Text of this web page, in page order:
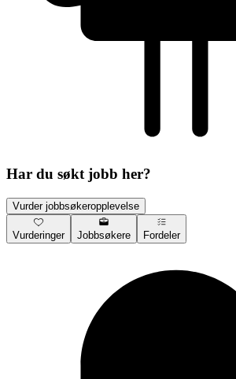
Har du søkt jobb her?
Vurder jobbsøkeropplevelse
Vurderinger Jobbsøkere Fordeler